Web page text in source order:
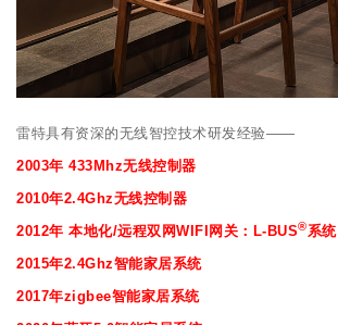
雷特具有资深的无线智控技术研发经验——
2003年 433Mhz无线控制器
2010年2.4Ghz无线控制器
2012年 本地化/远程双网WIFI网关：L-BUS®系统
2015年2.4Ghz智能家居系统
2017年zigbee智能家居系统